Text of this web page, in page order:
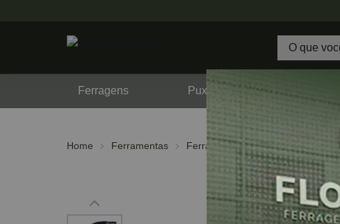
Ferragens Puxadores
Home Ferramentas Ferramentas Elétricas